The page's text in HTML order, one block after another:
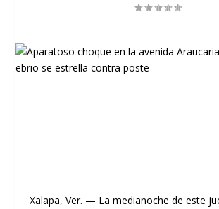
Xalapa, Ver. — La medianoche de este